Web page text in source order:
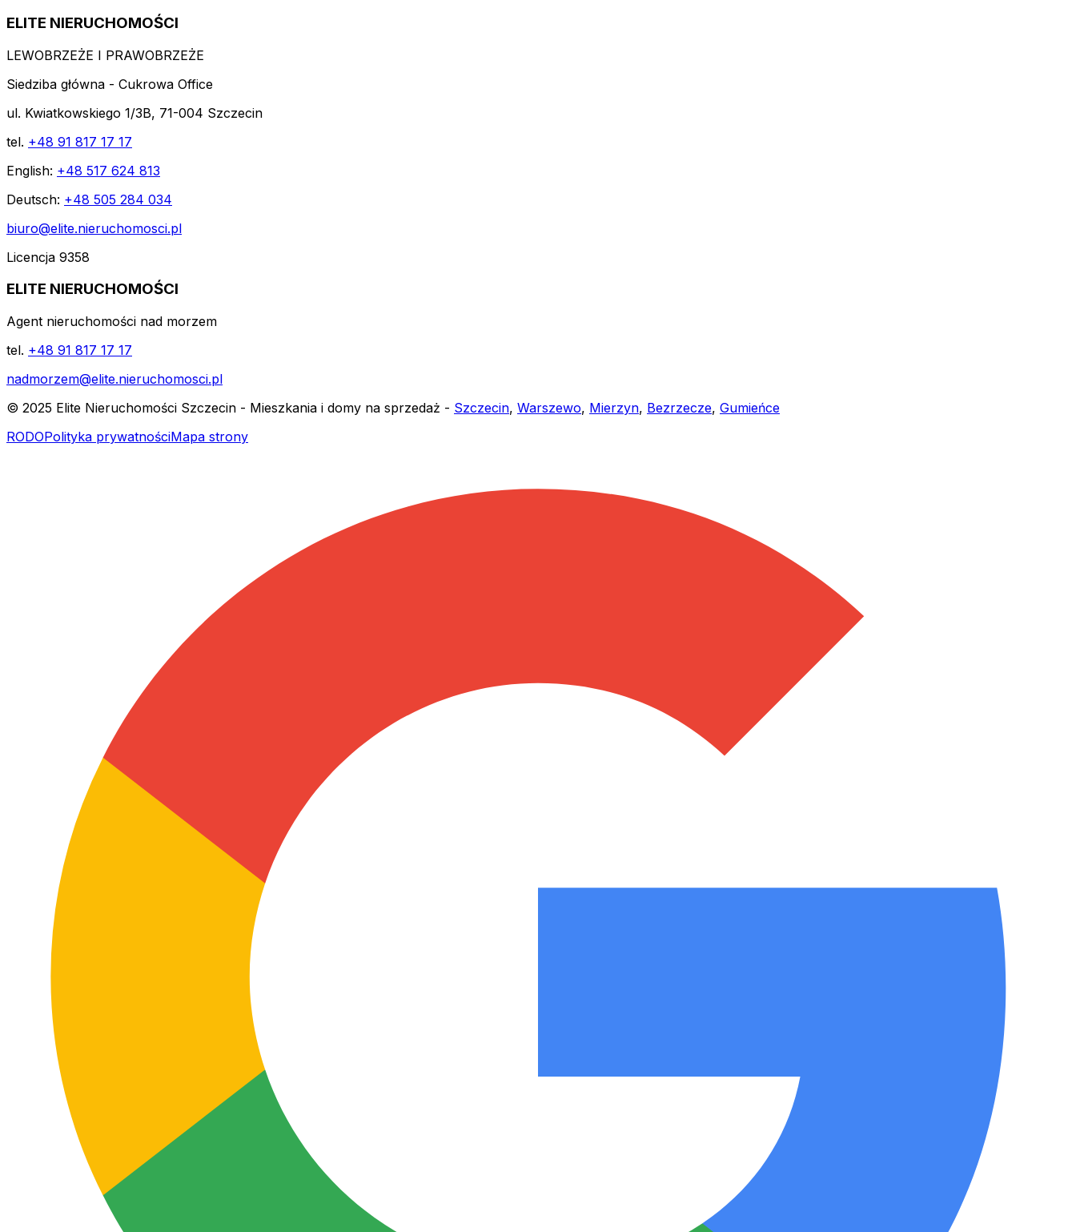
ELITE NIERUCHOMOŚCI
LEWOBRZEŻE I PRAWOBRZEŻE
Siedziba główna - Cukrowa Office
ul. Kwiatkowskiego 1/3B, 71-004 Szczecin
tel. +48 91 817 17 17
English: +48 517 624 813
Deutsch: +48 505 284 034
biuro@elite.nieruchomosci.pl
Licencja 9358
ELITE NIERUCHOMOŚCI
Agent nieruchomości nad morzem
tel. +48 91 817 17 17
nadmorzem@elite.nieruchomosci.pl
© 2025 Elite Nieruchomości Szczecin - Mieszkania i domy na sprzedaż - Szczecin, Warszewo, Mierzyn, Bezrzecze, Gumieńce
RODOPolityka prywatnościMapa strony